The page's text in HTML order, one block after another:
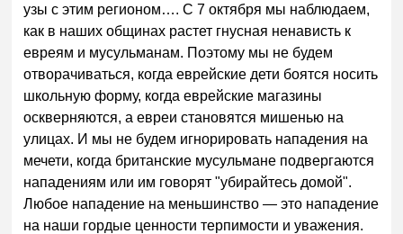
узы с этим регионом…. С 7 октября мы наблюдаем,
как в наших общинах растет гнусная ненависть к
евреям и мусульманам. Поэтому мы не будем
отворачиваться, когда еврейские дети боятся носить
школьную форму, когда еврейские магазины
оскверняются, а евреи становятся мишенью на
улицах. И мы не будем игнорировать нападения на
мечети, когда британские мусульмане подвергаются
нападениям или им говорят "убирайтесь домой".
Любое нападение на меньшинство — это нападение
на наши гордые ценности терпимости и уважения.